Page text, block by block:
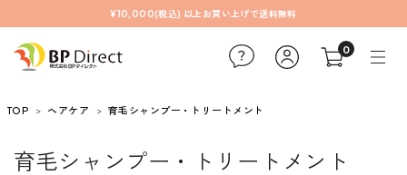
¥10,000(税込) 以上お買い上げで送料無料
0
TOP ヘアケア 育毛シャンプー・トリートメント
育毛シャンプー・トリートメント